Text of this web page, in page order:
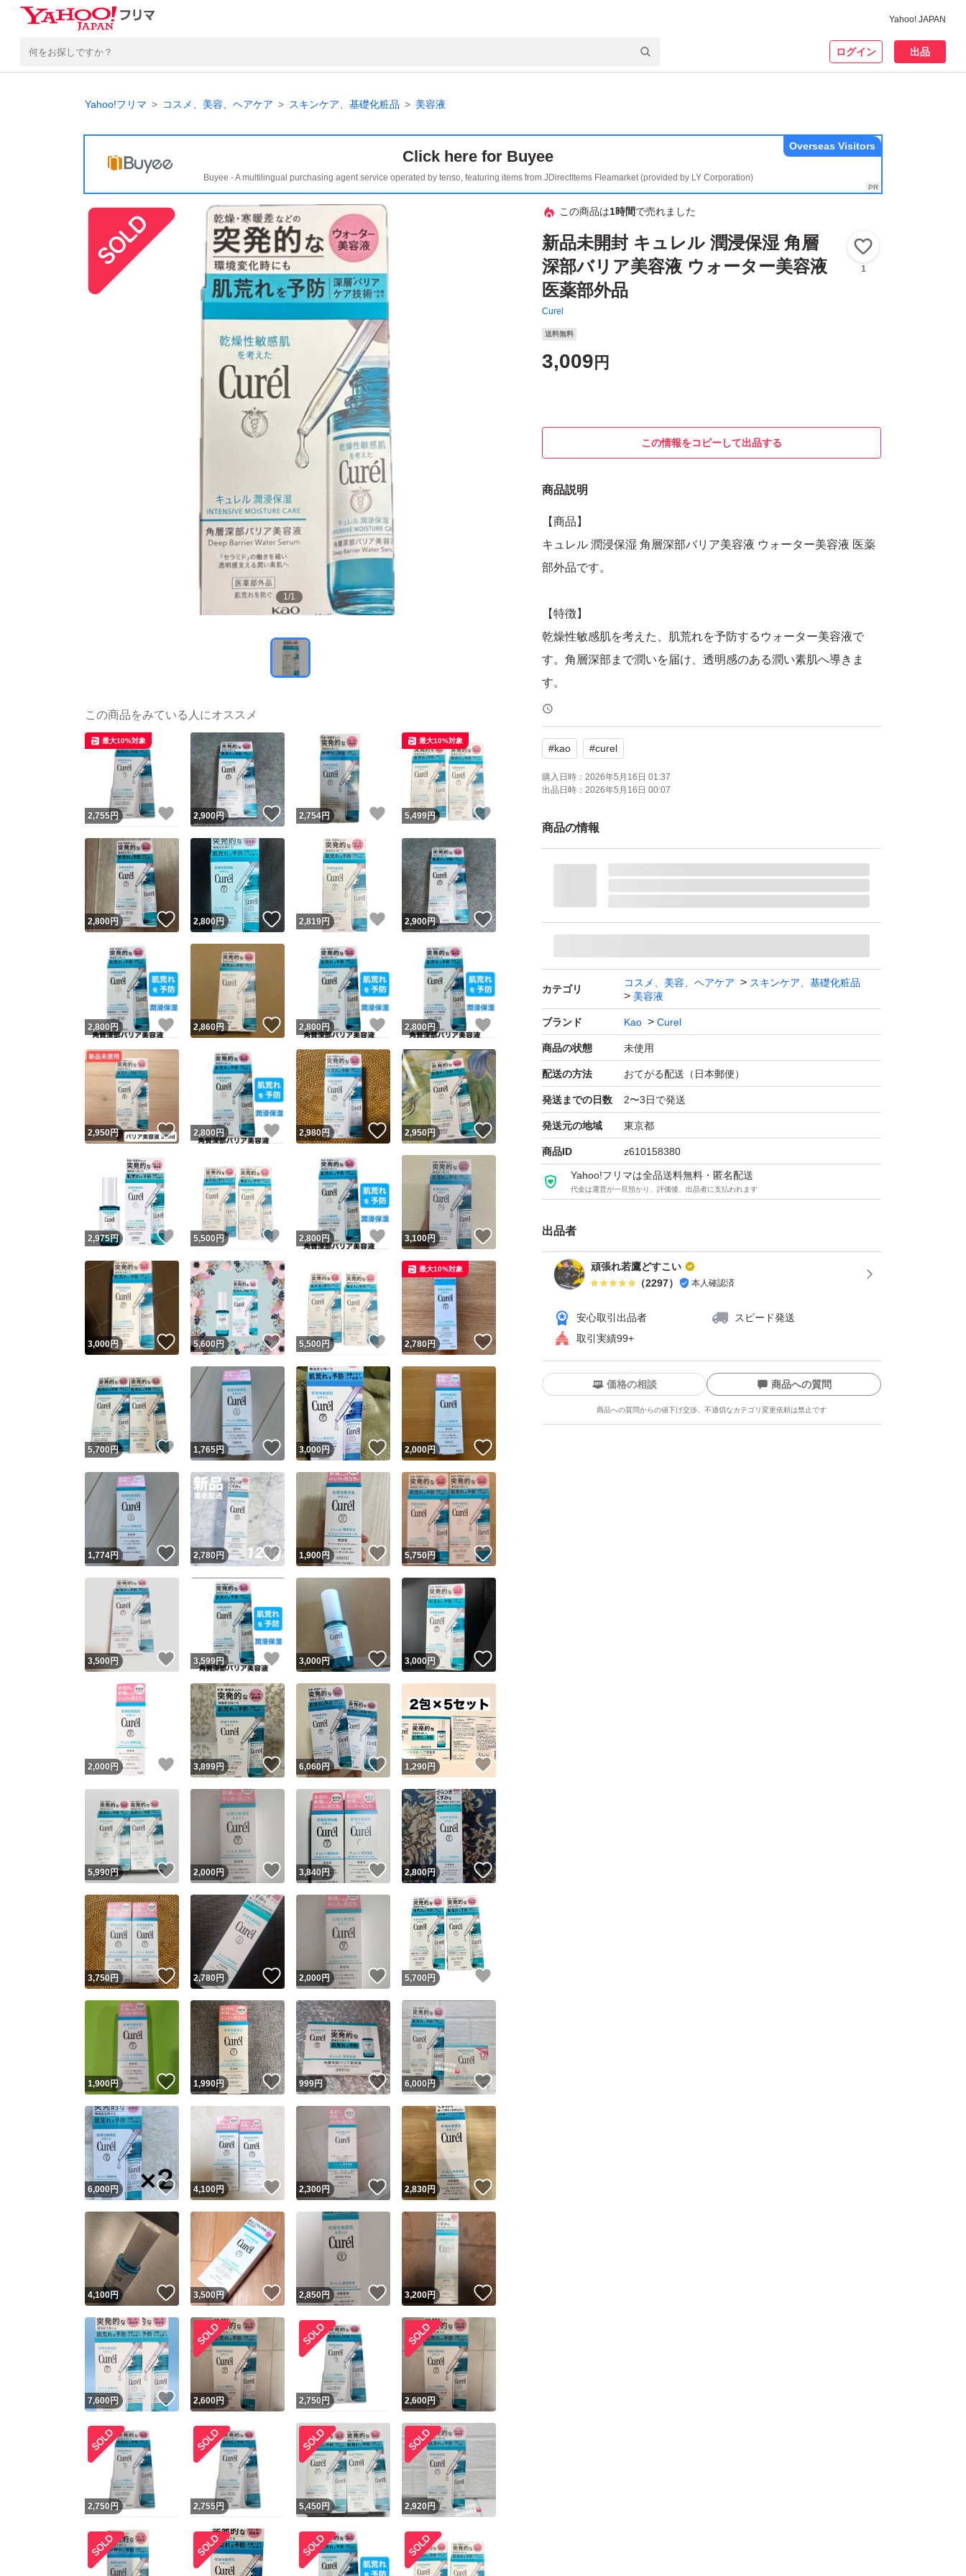
Yahoo! JAPAN
ログイン 出品
Yahoo!フリマ コスメ、美容、ヘアケア スキンケア、基礎化粧品 美容液
Click here for Buyee
Buyee - A multilingual purchasing agent service operated by tenso, featuring items from JDirectItems Fleamarket (provided by LY Corporation)
Overseas Visitors
1/1
この商品は1時間で売れました
新品未開封 キュレル 潤浸保湿 角層
深部バリア美容液 ウォーター美容液
医薬部外品
Curel
1
送料無料
3,009 円
この情報をコピーして出品する
商品説明
【商品】
キュレル 潤浸保湿 角層深部バリア美容液 ウォーター美容液 医薬
部外品です。
【特徴】
乾燥性敏感肌を考えた、肌荒れを予防するウォーター美容液で
す。角層深部まで潤いを届け、透明感のある潤い素肌へ導きま
す。
よろしくお願いいたします。
#kao #curel
購入日時： 2026年5月16日 01:37
出品日時： 2026年5月16日 00:07
商品の情報
カテゴリ
コスメ、美容、ヘアケア
スキンケア、基礎化粧品
美容液
ブランド Kao Curel
商品の状態 未使用
配送の方法 おてがる配送（日本郵便）
発送までの日数 2〜3日で発送
発送元の地域 東京都
商品ID z610158380
Yahoo!フリマは全品送料無料・匿名配送
代金は運営が一旦預かり、評価後、出品者に支払われます
出品者
頑張れ若鷹どすこい
（2297） 本人確認済
安心取引出品者
スピード発送
取引実績99+
ユーザーの実績について
Yahoo!フリマが定めた一定の基準を満たしたユーザーにバッジを付与しています
安心取引出品者
安心取引出品者 Yahoo!フリマの基準をクリアした安心・安全なユーザーです
取引実績
取引実績◯+ このユーザーはYahoo!フリマの取引を完了させた実績があります
他フリマ実績◯+ このユーザーは他フリマサービスでの取引実績があります
スピード&安心発送
※このバッジは実績に基づく表示であり、発送を保証しているものではありません
スピード＆安心発送
このユーザーは高頻度で24時間以内＆設定した発送日数内に発送してい
ます
スピード発送 このユーザーは高頻度で24時間以内に発送しています
安心発送 このユーザーは設定した発送日数内に発送しています
価格の相談 商品への質問
商品への質問からの値下げ交渉、不適切なカテゴリ変更依頼は禁止です
この商品の情報をコピーします
商品画像の無断転載は禁止されています
コピーは
1商品につき1回 です
出品ページへ
キャンセル
この商品をみている人にオススメ
2,755円 いいね！
最大10%対象
2,900円 いいね！
2,754円 いいね！
5,499円
最大10%対象
2,800円 いいね！
2,800円 いいね！
2,819円 いいね！
2,900円 いいね！
2,800円 いいね！
2,860円 いいね！
2,800円 いいね！
2,800円
2,950円 いいね！
2,800円 いいね！
2,980円 いいね！
2,950円 いいね！
2,975円 いいね！
5,500円 いいね！
2,800円 いいね！
3,100円
3,000円 いいね！
5,600円 いいね！
5,500円 いいね！
2,780円 いいね！
最大10%対象
5,700円 いいね！
1,765円 いいね！
3,000円 いいね！
2,000円
1,774円 いいね！
2,780円 いいね！
1,900円 いいね！
5,750円
3,500円 いいね！
3,599円 いいね！
3,000円 いいね！
3,000 円
2,000 円 いいね！
3,899円 いいね！
6,060円 いいね！
1,290円
5,990円 いいね！
2,000円 いいね！
3,840円 いいね！
2,800円 いいね！
3,750円 いいね！
2,780円 いいね！
2,000円 いいね！
5,700 円
1,900円 いいね！
1,990円 いいね！
999円 いいね！
6,000円
6,000円 いいね！
4,100円 いいね！
2,300円 いいね！
2,830円 いいね！
4,100円 いいね！
3,500円 いいね！
2,850円 いいね！
3,200円
7,600円 いいね！
2,600円 2,750円 2,600円
2,750円 2,755円 5,450円 2,920円